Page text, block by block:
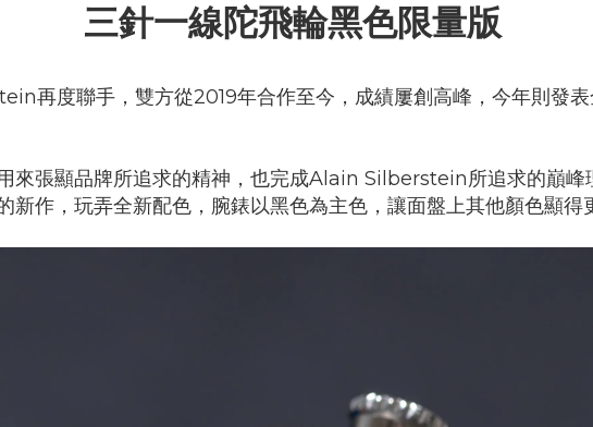
三針一線陀飛輪黑色限量版
再度聯手，雙方從2019年合作至今，成績屢創高峰，今年則發
來張顯品牌所追求的精神，也完成Alain Silberstein所追求的巔峰
作，玩弄全新配色，腕錶以黑色為主色，讓面盤上其他顏色顯得